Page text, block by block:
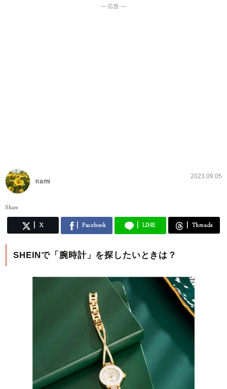
― 広告 ―
nami
2023.09.05
Share
X Facebook LINE Threads
SHEINで「腕時計」を探したいときは？